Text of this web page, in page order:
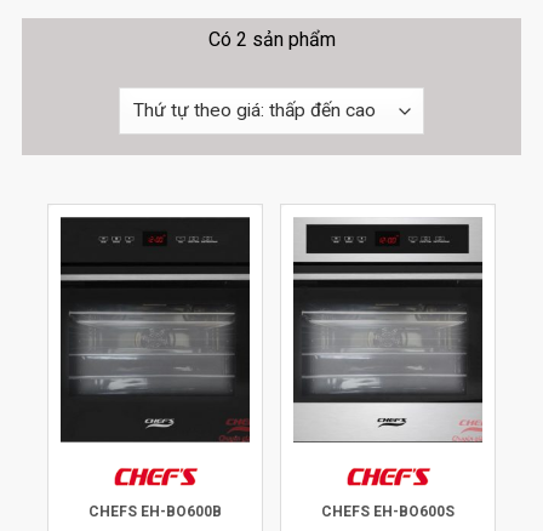
Có 2 sản phẩm
CHEFS EH-BO600B CHEFS EH-BO600S